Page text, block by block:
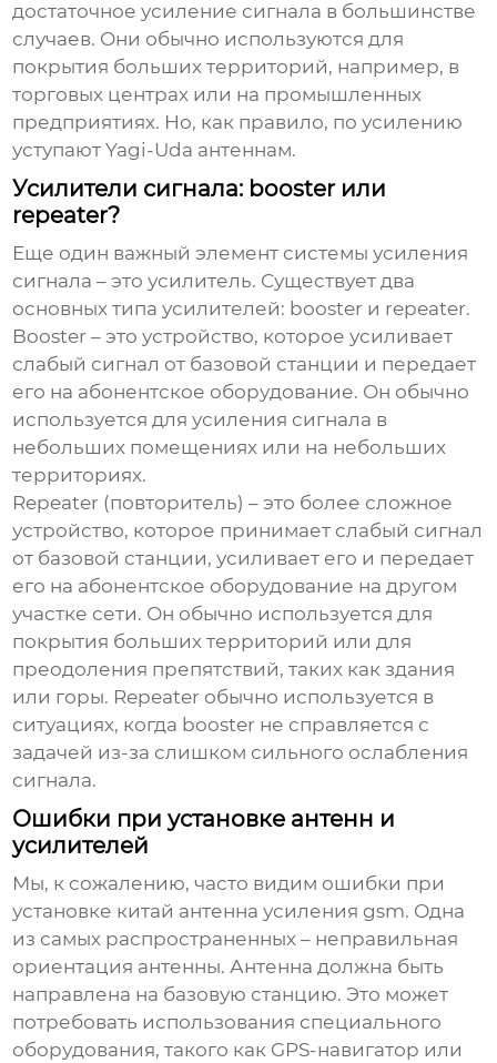
достаточное усиление сигнала в большинстве
случаев. Они обычно используются для
покрытия больших территорий, например, в
торговых центрах или на промышленных
предприятиях. Но, как правило, по усилению
уступают Yagi-Uda антеннам.
Усилители сигнала: booster или
repeater?
Еще один важный элемент системы усиления
сигнала – это усилитель. Существует два
основных типа усилителей: booster и repeater.
Booster – это устройство, которое усиливает
слабый сигнал от базовой станции и передает
его на абонентское оборудование. Он обычно
используется для усиления сигнала в
небольших помещениях или на небольших
территориях.
Repeater (повторитель) – это более сложное
устройство, которое принимает слабый сигнал
от базовой станции, усиливает его и передает
его на абонентское оборудование на другом
участке сети. Он обычно используется для
покрытия больших территорий или для
преодоления препятствий, таких как здания
или горы. Repeater обычно используется в
ситуациях, когда booster не справляется с
задачей из-за слишком сильного ослабления
сигнала.
Ошибки при установке антенн и
усилителей
Мы, к сожалению, часто видим ошибки при
установке китай антенна усиления gsm. Одна
из самых распространенных – неправильная
ориентация антенны. Антенна должна быть
направлена на базовую станцию. Это может
потребовать использования специального
оборудования, такого как GPS-навигатор или